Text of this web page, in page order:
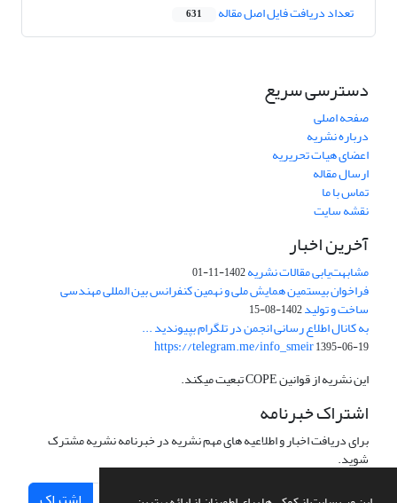
تعداد دریافت فایل اصل مقاله 631
دسترسی سریع
صفحه اصلی
درباره نشریه
اعضای هیات تحریریه
ارسال مقاله
تماس با ما
نقشه سایت
آخرین اخبار
مشابهت‌یابی مقالات نشریه1402-11-01
فراخوان بیستمین همایش ملی و نهمین کنفرانس بین المللی مهندسی
ساخت و تولید1402-08-15
به کانال اطلاع رسانی انجمن در تلگرام بپیوندید ...
https://telegram.me/info_smeir1395-06-19
این نشریه از قوانین COPE تبعیت میکند.
اشتراک خبرنامه
برای دریافت اخبار و اطلاعیه های مهم نشریه در خبرنامه نشریه مشترک
شوید.